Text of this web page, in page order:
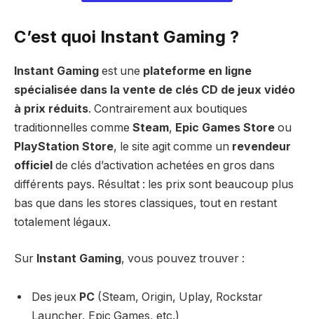
C’est quoi Instant Gaming ?
Instant Gaming est une plateforme en ligne
spécialisée dans la vente de clés CD de jeux vidéo
à prix réduits. Contrairement aux boutiques
traditionnelles comme Steam, Epic Games Store ou
PlayStation Store, le site agit comme un revendeur
officiel de clés d’activation achetées en gros dans
différents pays. Résultat : les prix sont beaucoup plus
bas que dans les stores classiques, tout en restant
totalement légaux.
Sur Instant Gaming, vous pouvez trouver :
Des jeux PC (Steam, Origin, Uplay, Rockstar
Launcher, Epic Games, etc.)